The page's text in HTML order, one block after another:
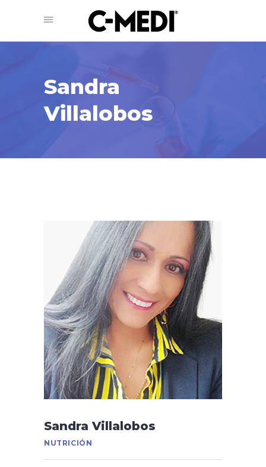
Sandra
Villalobos
Sandra Villalobos
NUTRICIÓN